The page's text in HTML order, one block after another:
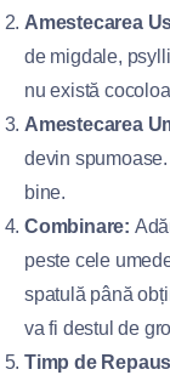
Amestecarea
de migdale,
nu există
Amestecarea
devin
bine.
Combinare:
peste cele
spatulă până
va fi destul de
Timp de